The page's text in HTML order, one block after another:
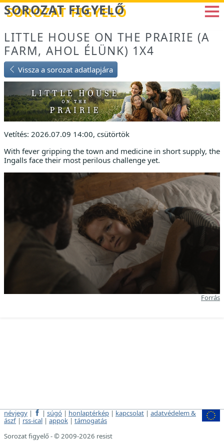
Betöltés...
SOROZAT FIGYELŐ
LITTLE HOUSE ON THE PRAIRIE (A
FARM, AHOL ÉLÜNK) 1X4
Vissza a sorozat adatlapjára
Vetítés: 2026.07.09 14:00, csütörtök
With fever gripping the town and medicine in short supply, the
Ingalls face their most perilous challenge yet.
Forrás
névjegy | | súgó | honlaptérkép | kapcsolat | adatvédelem &
ászf | rss-ical | appok | támogatás
Sorozat figyelő - © 2009-2026 resist